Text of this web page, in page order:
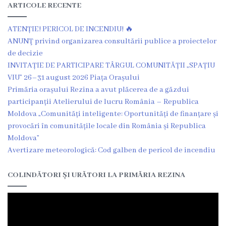
nr.2
,,Andrieș”
Grădinița
nr.5
,,Bucuria”
Grădinița
,,Cocoșelul
de
ARTICOLE RECENTE
ATENȚIE! PERICOL DE INCENDIU! 🔥
ANUNŢ privind organizarea consultării publice a proiectelor
de decizie
INVITAȚIE DE PARTICIPARE TÂRGUL COMUNITĂȚII „SPAȚIU
VIU” 26–31 august 2026 Piața Orașului
Primăria orașului Rezina a avut plăcerea de a găzdui
participanții Atelierului de lucru România – Republica
Moldova „Comunități inteligente: Oportunități de finanțare și
provocări în comunitățile locale din România și Republica
Moldova”
Avertizare meteorologică: Cod galben de pericol de incendiu
COLINDĂTORI ȘI URĂTORI LA PRIMĂRIA REZINA